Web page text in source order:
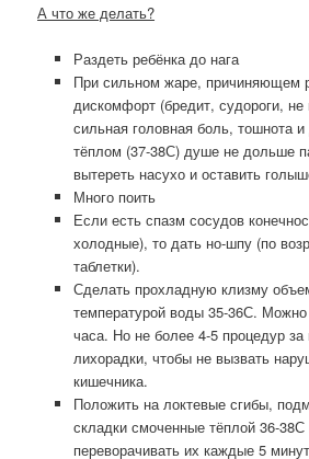
А что же делать?
Раздеть ребёнка до нага
При сильном жаре, причиняющем
дискомфорт (бредит, судороги, не
сильная головная боль, тошнота
тёплом (37-38С) душе не дольше
вытереть насухо и оставить
Много поить
Если есть спазм сосудов
холодные), то дать но-шпу (по
таблетки).
Сделать прохладную клизму
температурой воды 35-36С. Можно
часа. Но не более 4-5 процедур за
лихорадки, чтобы не вызвать
кишечника.
Положить на локтевые сгибы,
складки смоченные тёплой 36-
переворачивать их каждые 5